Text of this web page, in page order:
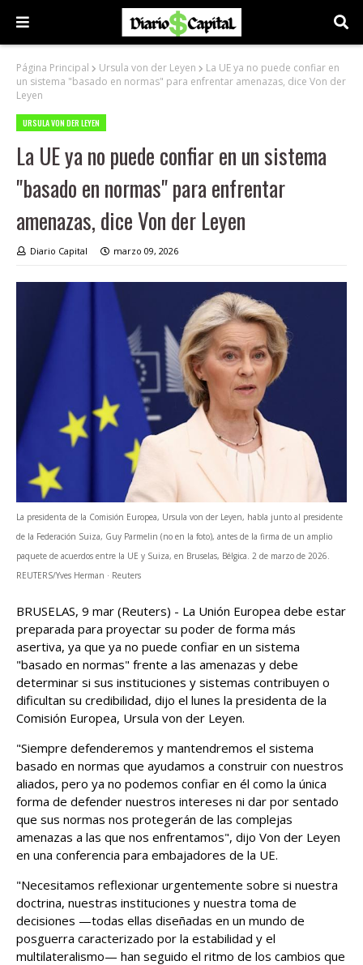
Página Principal Ursula von der Leyen
La UE ya no puede confiar en
un sistema "basado en normas" para enfrentar amenazas, dice Von der
Leyen
URSULA VON DER LEYEN
La UE ya no puede confiar en un sistema
"basado en normas" para enfrentar
amenazas, dice Von der Leyen
Diario Capital marzo 09, 2026
La presidenta de la Comisión Europea, Ursula von der Leyen, habla junto al presidente
de la Federación Suiza, Guy Parmelin (no en la foto), antes de la firma de un amplio
paquete de acuerdos entre la UE y Suiza, en Bruselas, Bélgica. 2 de marzo de 2026.
REUTERS/Yves Herman · Reuters
BRUSELAS, 9 mar (Reuters) - La Unión Europea debe estar
preparada para proyectar su poder de ‌forma más
asertiva, ya que ya no ‌puede confiar en un sistema
"basado en normas" frente a las amenazas ​y debe
determinar si sus instituciones y sistemas contribuyen o
dificultan su credibilidad, dijo el lunes la presidenta de la
Comisión Europea, Ursula von der Leyen.
"Siempre ‌defenderemos y mantendremos ⁠el sistema
basado en normas que ayudamos a construir con nuestros
aliados, pero ya ⁠no podemos confiar en él como la única
forma de defender nuestros intereses ni dar por sentado ​
que sus ​normas nos protegerán de ​las complejas
amenazas a ‌las que nos enfrentamos", dijo Von der Leyen
en una conferencia para embajadores de la UE.
"Necesitamos reflexionar urgentemente sobre si nuestra
doctrina, nuestras instituciones y nuestra toma de
decisiones —todas ellas diseñadas en un mundo ‌de
posguerra caracterizado por la ​estabilidad y el
multilateralismo— han ​seguido el ritmo ​de los cambios que